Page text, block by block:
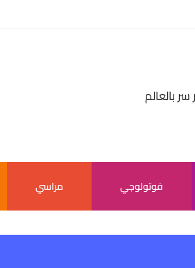
سر بالعالم
فوتولوجي مراسي